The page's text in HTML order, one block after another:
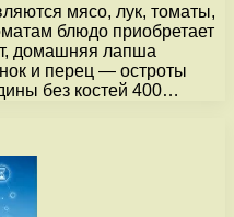
мясо, лук, томаты,
блюдо приобретает
домашняя лапша
и перец — остроты
без костей 400…